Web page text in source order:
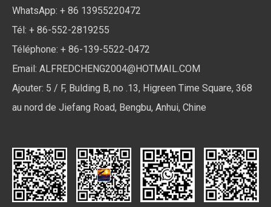
WhatsApp: + 86 13955220472
Tél: + 86-552-2819255
Téléphone: + 86-139-5522-0472
Email: ALFREDCHENG2004@HOTMAIL.COM
Ajouter: 5 / F, Bulding B, no .13, Higreen Time Square, 368
au nord de Jiefang Road, Bengbu, Anhui, Chine